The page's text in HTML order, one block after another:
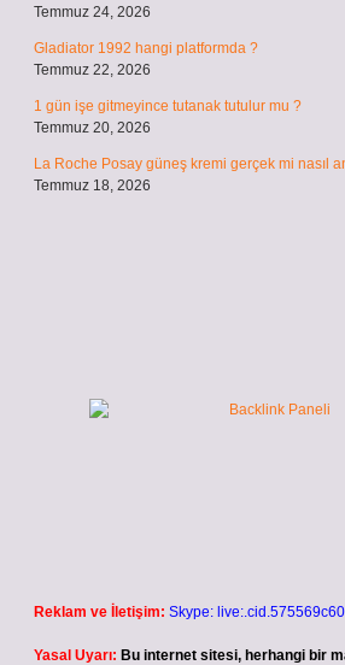
Temmuz 24, 2026
Gladiator 1992 hangi platformda ?
Temmuz 22, 2026
1 gün işe gitmeyince tutanak tutulur mu ?
Temmuz 20, 2026
La Roche Posay güneş kremi gerçek mi nasıl
Temmuz 18, 2026
Reklam ve İletişim: Skype:
Yasal Uyarı: Bu internet sitesi, herhangi bir